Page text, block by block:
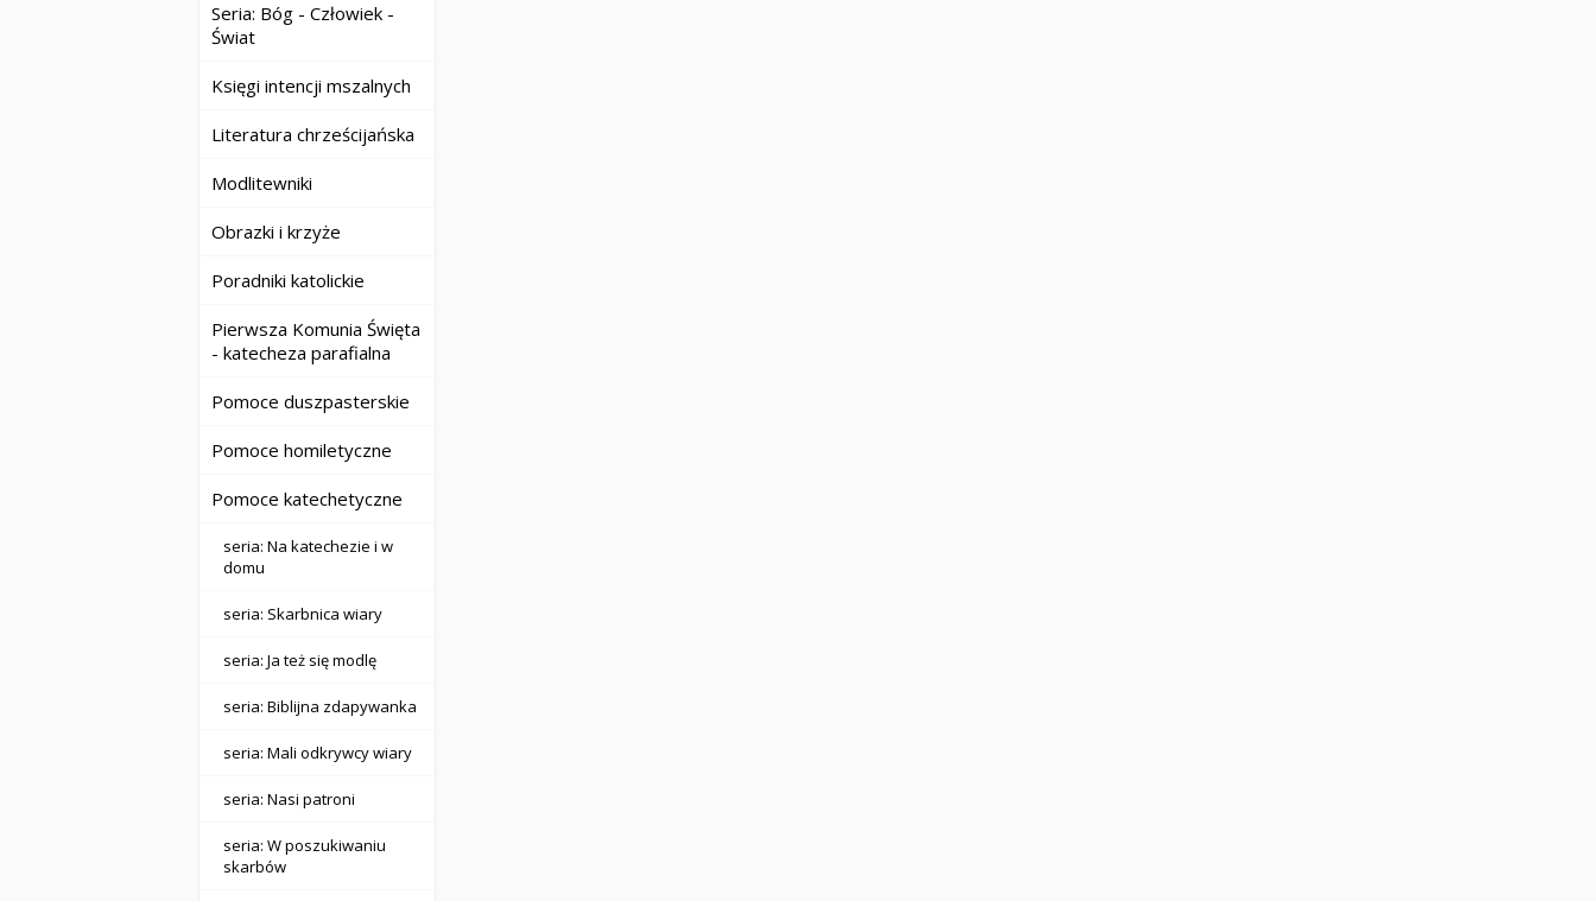
Seria: Bóg - Człowiek -
Świat
Księgi intencji mszalnych
Literatura chrześcijańska
Modlitewniki
Obrazki i krzyże
Poradniki katolickie
Pierwsza Komunia Święta
- katecheza parafialna
Pomoce duszpasterskie
Pomoce homiletyczne
Pomoce katechetyczne
seria: Na katechezie i w
domu
seria: Skarbnica wiary
seria: Ja też się modlę
seria: Biblijna zdapywanka
seria: Mali odkrywcy wiary
seria: Nasi patroni
seria: W poszukiwaniu
skarbów